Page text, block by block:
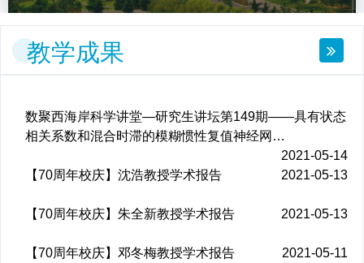
教学成果
数聚西海岸科学讲堂—研究生讲坛第149期——具有状态
相关系数和混合时滞的模糊惯性复值神经网…
2021-05-14
【70周年校庆】沈浩教授学术报告
2021-05-13
【70周年校庆】朱全新教授学术报告 2021-05-13
【70周年校庆】邓冬梅教授学术报告 2021-05-11